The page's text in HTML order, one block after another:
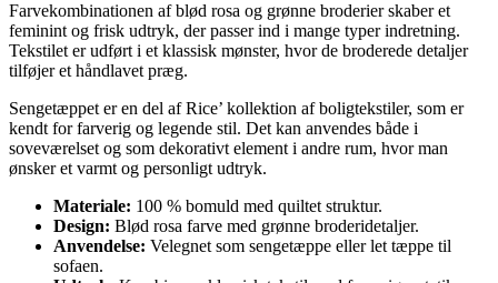
Farvekombinationen af blød rosa og grønne broderier skaber et
feminint og frisk udtryk, der passer ind i mange typer indretning.
Tekstilet er udført i et klassisk mønster, hvor de broderede detaljer
tilføjer et håndlavet præg.
Sengetæppet er en del af Rice’ kollektion af boligtekstiler, som er
kendt for farverig og legende stil. Det kan anvendes både i
soveværelset og som dekorativt element i andre rum, hvor man
ønsker et varmt og personligt udtryk.
Materiale: 100 % bomuld med quiltet struktur.
Design: Blød rosa farve med grønne broderidetaljer.
Anvendelse: Velegnet som sengetæppe eller let tæppe til
sofaen.